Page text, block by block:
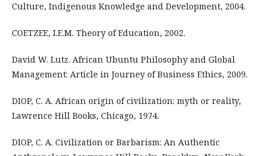
Culture, Indigenous Knowledge and Development, 2004.
COETZEE, I.E.M. Theory of Education, 2002.
David W. Lutz. African Ubuntu Philosophy and Global
Management: Article in Journey of Business Ethics, 2009.
DIOP, C. A. African origin of civilization: myth or reality,
Lawrence Hill Books, Chicago, 1974.
DIOP, C. A. Civilization or Barbarism: An Authentic